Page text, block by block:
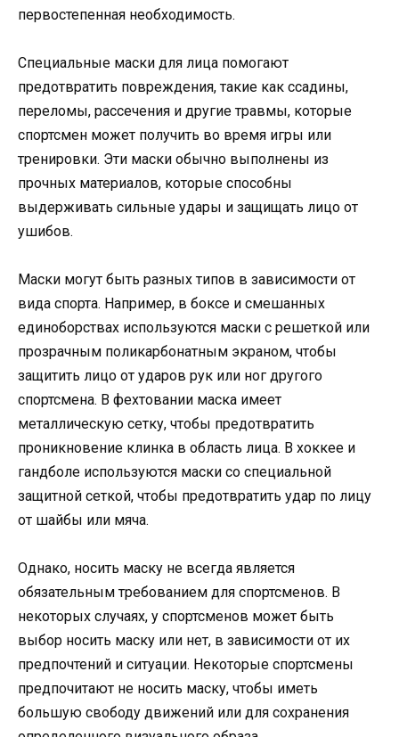
первостепенная необходимость.
Специальные маски для лица помогают
предотвратить повреждения, такие как ссадины,
переломы, рассечения и другие травмы, которые
спортсмен может получить во время игры или
тренировки. Эти маски обычно выполнены из
прочных материалов, которые способны
выдерживать сильные удары и защищать лицо от
ушибов.
Маски могут быть разных типов в зависимости от
вида спорта. Например, в боксе и смешанных
единоборствах используются маски с решеткой или
прозрачным поликарбонатным экраном, чтобы
защитить лицо от ударов рук или ног другого
спортсмена. В фехтовании маска имеет
металлическую сетку, чтобы предотвратить
проникновение клинка в область лица. В хоккее и
гандболе используются маски со специальной
защитной сеткой, чтобы предотвратить удар по лицу
от шайбы или мяча.
Однако, носить маску не всегда является
обязательным требованием для спортсменов. В
некоторых случаях, у спортсменов может быть
выбор носить маску или нет, в зависимости от их
предпочтений и ситуации. Некоторые спортсмены
предпочитают не носить маску, чтобы иметь
большую свободу движений или для сохранения